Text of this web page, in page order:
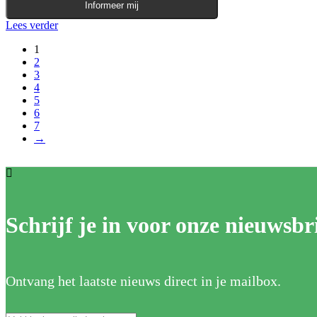
Informeer mij
Lees verder
1
2
3
4
5
6
7
→
Schrijf je in voor onze
Ontvang het laatste nieuws direct in je mailbox.